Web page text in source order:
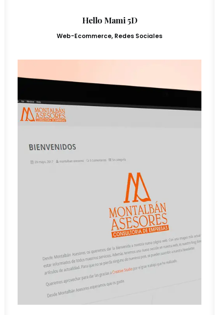
Hello Mami 5D
Web-Ecommerce, Redes Sociales